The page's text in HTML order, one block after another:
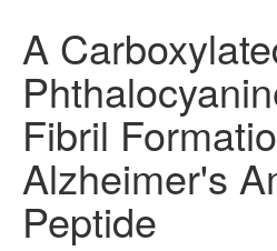
A
Fibril
Alzheimer's
Peptide